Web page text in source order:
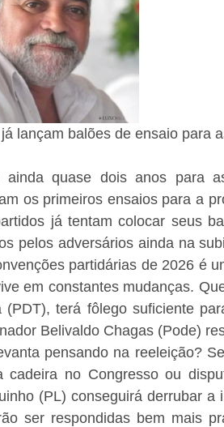
lançam balões de ensaio para
ainda quase dois anos para
os primeiros ensaios para a
já tentam colocar seus
pelos adversários ainda na
partidárias de 2026 é
em constantes mudanças.
(PDT), terá fôlego suficiente
Belivaldo Chagas (Pode)
pensando na reeleição?
cadeira no Congresso ou
(PL) conseguirá derrubar
ser respondidas bem mais